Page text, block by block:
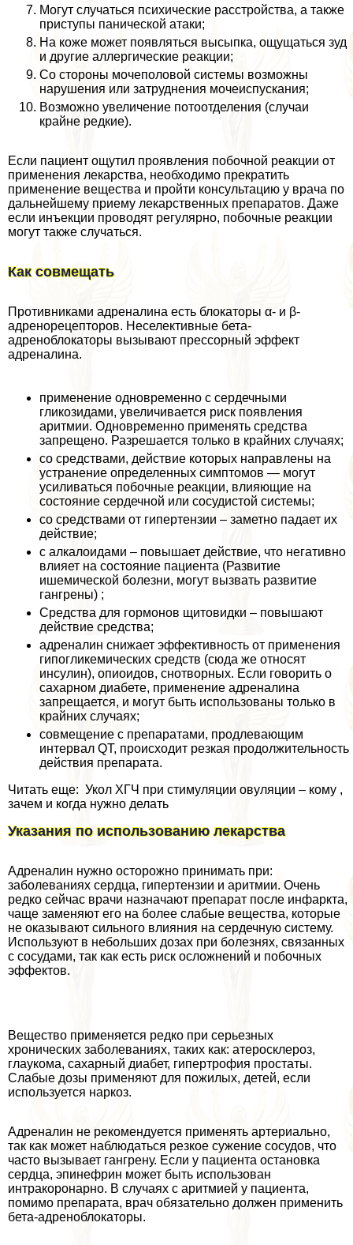
Могут случаться психические расстройства, а также
приступы панической атаки;
На коже может появляться высыпка, ощущаться зуд
и другие аллергические реакции;
Со стороны мочепoлoвoй системы возможны
нарушения или затруднения мочеиспускания;
Возможно увеличение потоотделения (случаи
крайне редкие).
Если пациент ощутил проявления побочной реакции от
применения лекарства, необходимо прекратить
применение вещества и пройти консультацию у врача по
дальнейшему приему лекарственных препаратов. Даже
если инъекции проводят регулярно, побочные реакции
могут также случаться.
Как совмещать
Противниками адреналина есть блокаторы α- и β-
адренорецепторов. Неселективные бета-
адреноблокаторы вызывают прессорный эффект
адреналина.
применение одновременно с сердечными
гликозидами, увеличивается риск появления
аритмии. Одновременно применять средства
запрещено. Разрешается только в крайних случаях;
со средствами, действие которых направлены на
устранение определенных симптомов — могут
усиливаться побочные реакции, влияющие на
состояние сердечной или сосудистой системы;
со средствами от гипертензии – заметно падает их
действие;
с алкалоидами – повышает действие, что негативно
влияет на состояние пациента (Развитие
ишемической болезни, могут вызвать развитие
гангрены) ;
Средства для гормонов щитовидки – повышают
действие средства;
адреналин снижает эффективность от применения
гипогликемических средств (сюда же относят
инсулин), опиоидов, снотворных. Если говорить о
сахарном диабете, применение адреналина
запрещается, и могут быть использованы только в
крайних случаях;
совмещение с препаратами, продлевающим
интервал QT, происходит резкая продолжительность
действия препарата.
Читать еще: Укол ХГЧ при стимуляции овуляции – кому ,
зачем и когда нужно делать
Указания по использованию лекарства
Адреналин нужно осторожно принимать при:
заболеваниях сердца, гипертензии и аритмии. Очень
редко сейчас врачи назначают препарат после инфаркта,
чаще заменяют его на более слабые вещества, которые
не оказывают сильного влияния на сердечную систему.
Используют в небольших дозах при болезнях, связанных
с сосудами, так как есть риск осложнений и побочных
эффектов.
Вещество применяется редко при серьезных
хронических заболеваниях, таких как: атеросклероз,
глаукома, сахарный диабет, гипертрофия простаты.
Слабые дозы применяют для пожилых, детей, если
используется наркоз.
Адреналин не рекомендуется применять артериально,
так как может наблюдаться резкое сужение сосудов, что
часто вызывает гангрену. Если у пациента остановка
сердца, эпинефрин может быть использован
интpaкоронарно. В случаях с аритмией у пациента,
помимо препарата, врач обязательно должен применить
бета-адреноблокаторы.